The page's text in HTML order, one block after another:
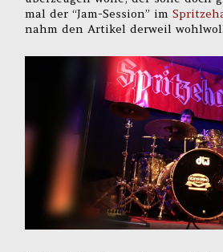
mal der “Jam-Session” im
nahm den Artikel derweil